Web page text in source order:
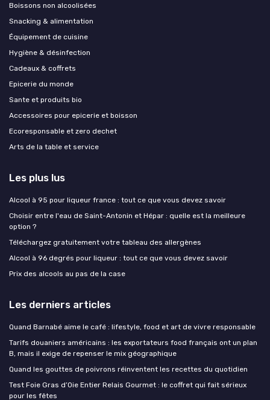
Boissons non alcoolisées
Snacking & alimentation
Équipement de cuisine
Hygiène & désinfection
Cadeaux & coffrets
Epicerie du monde
Sante et produits bio
Accessoires pour epicerie et boisson
Ecoresponsable et zero dechet
Arts de la table et service
Les plus lus
Alcool à 95 pour liqueur france : tout ce que vous devez savoir
Choisir entre l'eau de Saint-Antonin et Hépar : quelle est la meilleure
option ?
Téléchargez gratuitement votre tableau des allergènes
Alcool à 96 degrés pour liqueur : tout ce que vous devez savoir
Prix des alcools au pas de la case
Les derniers articles
Quand Barnabé aime le café : lifestyle, food et art de vivre responsable
Tarifs douaniers américains : les exportateurs food français ont un plan
B, mais il exige de repenser le mix géographique
Quand les gouttes de poivrons réinventent les recettes du quotidien
Test Foie Gras d’Oie Entier Relais Gourmet : le coffret qui fait sérieux
pour les fêtes